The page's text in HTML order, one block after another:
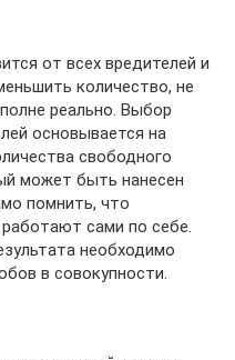
от всех вредителей и
количество, не
реально. Выбор
основывается на
свободного
может быть нанесен
помнить, что
сами по себе.
необходимо
в совокупности.